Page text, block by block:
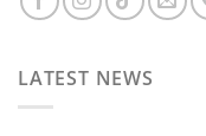
LATEST NEWS